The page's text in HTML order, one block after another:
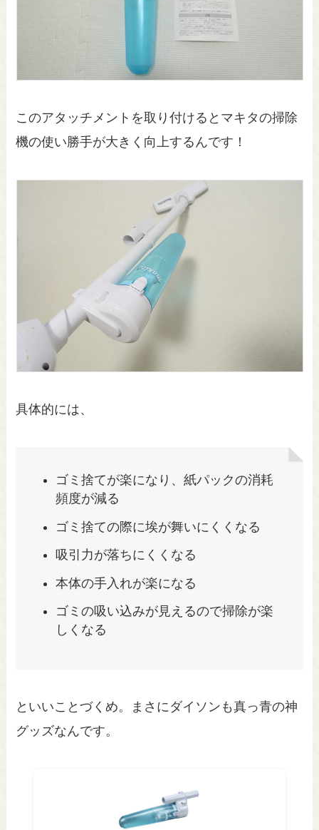
このアタッチメントを取り付けるとマキタの掃除
機の使い勝手が大きく向上するんです！
具体的には、
ゴミ捨てが楽になり、紙パックの消耗
頻度が減る
ゴミ捨ての際に埃が舞いにくくなる
吸引力が落ちにくくなる
本体の手入れが楽になる
ゴミの吸い込みが見えるので掃除が楽
しくなる
といいことづくめ。まさにダイソンも真っ青の神
グッズなんです。